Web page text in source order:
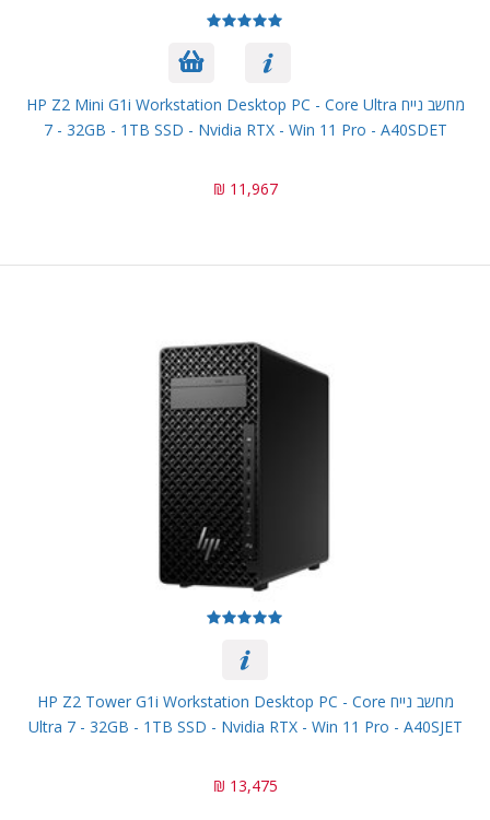
מחשב נייח HP Z2 Mini G1i Workstation Desktop PC - Core Ultra
7 - 32GB - 1TB SSD - Nvidia RTX - Win 11 Pro - A40SDET
11,967 ₪
מחשב נייח HP Z2 Tower G1i Workstation Desktop PC - Core
Ultra 7 - 32GB - 1TB SSD - Nvidia RTX - Win 11 Pro - A40SJET
13,475 ₪